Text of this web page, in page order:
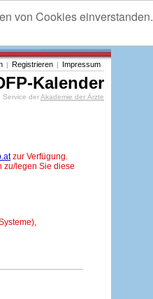
von Cookies einverstanden.
| Registrieren | Impressum
Kalender
Service derAkademie der Ärzte
zur Verfügung.
zu/legen Sie diese